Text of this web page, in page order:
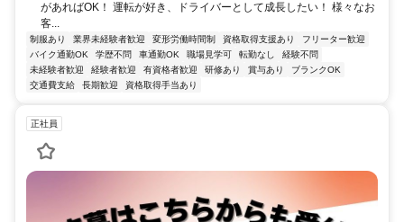
があればOK！ 運転が好き、ドライバーとして成長したい！ 様々なお
客...
制服あり 業界未経験者歓迎 変形労働時間制 資格取得支援あり
フリーター歓迎
バイク通勤OK
学歴不問 車通勤OK 職場見学可 転勤なし
経験不問
未経験者歓迎
経験者歓迎 有資格者歓迎 研修あり 賞与あり
ブランクOK
交通費支給
長期歓迎 資格取得手当あり
正社員